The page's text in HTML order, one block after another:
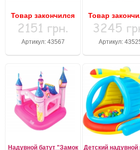
Товар закончился
2151 грн.
Артикул: 43567
Товар
3245
Артикул:
Надувной батут "Замок
Детский надувной